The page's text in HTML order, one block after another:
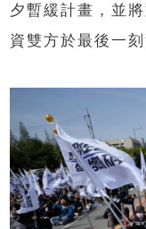
夕暫緩計畫，並
資雙方於最後一